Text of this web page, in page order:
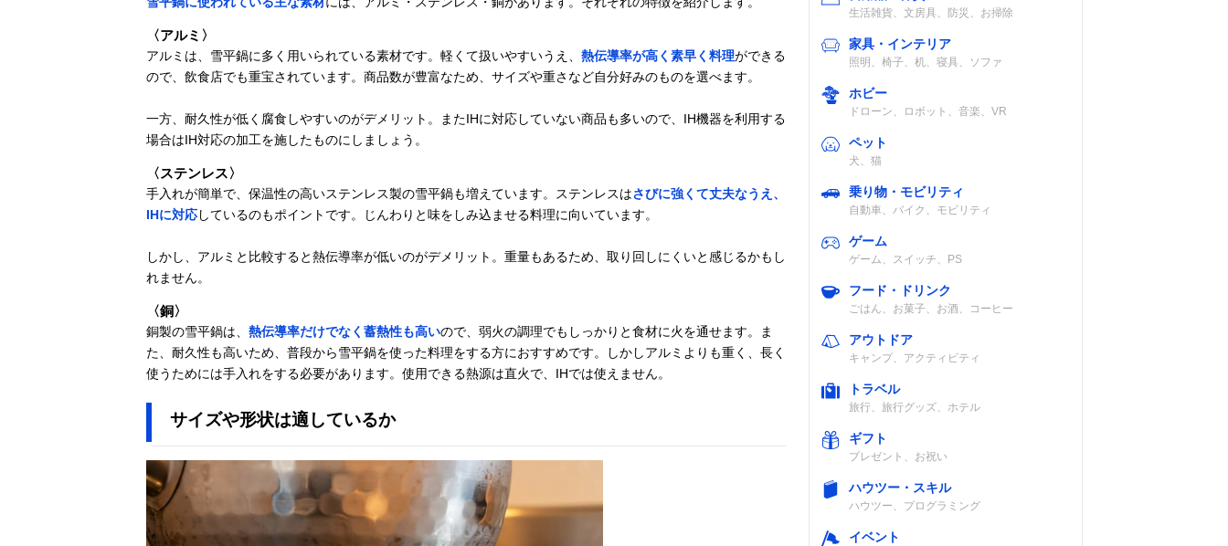
〈アルミ〉
アルミは、雪平鍋に多く用いられている素材です。軽くて扱いやすいうえ、 熱伝導率が高く素早く料理ができる
ので、飲食店でも重宝されています。商品数が豊富なため、サイズや重さなど自分好みのものを選べます。
一方、耐久性が低く腐食しやすいのがデメリット。またIHに対応していない商品も多いので、IH機器を利用する
場合はIH対応の加工を施したものにしましょう。
〈ステンレス〉
手入れが簡単で、保温性の高いステンレス製の雪平鍋も増えています。ステンレスはさびに強くて丈夫なうえ、
IHに対応しているのもポイントです。じんわりと味をしみ込ませる料理に向いています。
しかし、アルミと比較すると熱伝導率が低いのがデメリット。重量もあるため、取り回しにくいと感じるかもし
れません。
〈銅〉
銅製の雪平鍋は、 熱伝導率だけでなく蓄熱性も高いので、弱火の調理でもしっかりと食材に火を通せます。ま
た、耐久性も高いため、普段から雪平鍋を使った料理をする方におすすめです。しかしアルミよりも重く、長く
使うためには手入れをする必要があります。使用できる熱源は直火で、IHでは使えません。
サイズや形状は適しているか
生活雑貨、文房具、防災、お掃除
家具・インテリア
照明、椅子、机、寝具、ソファ
ホビー
ドローン、ロボット、音楽、VR
ペット
犬、猫
乗り物・モビリティ
自動車、バイク、モビリティ
ゲーム
ゲーム、スイッチ、PS
フード・ドリンク
ごはん、お菓子、お酒、コーヒー
アウトドア
キャンプ、アクティビティ
トラベル
旅行、旅行グッズ、ホテル
ギフト
プレゼント、お祝い
ハウツー・スキル
ハウツー、プログラミング
イベント